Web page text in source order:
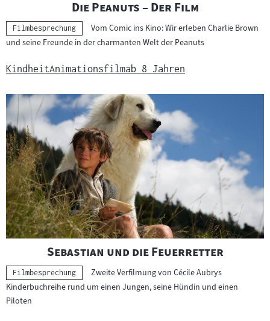
"
Die Peanuts – Der Film"
Kategorie:
Filmbesprechung
Vom Comic ins Kino: Wir erleben Charlie Brown
und seine Freunde in der charmanten Welt der Peanuts
KindheitAnimationsfilmab 8 Jahren
"
Sebastian und die Feuerretter"
Kategorie:
Filmbesprechung
Zweite Verfilmung von Cécile Aubrys
Kinderbuchreihe rund um einen Jungen, seine Hündin und einen
Piloten